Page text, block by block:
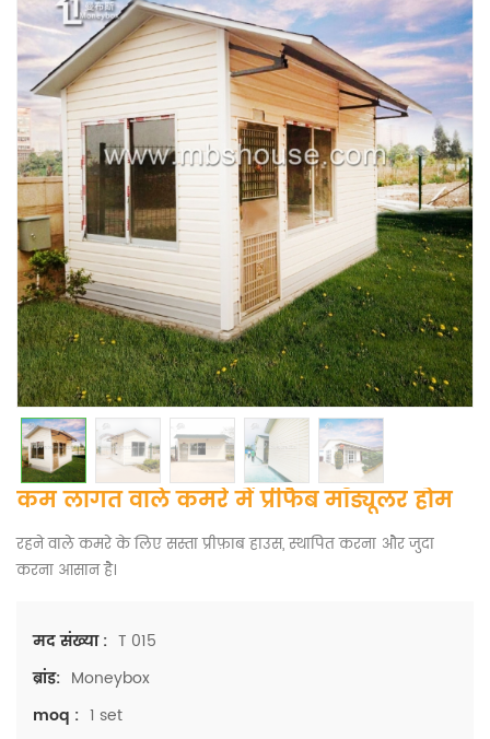
कम लागत वाले कमरे में प्रीफैब मॉड्यूलर होम
रहने वाले कमरे के लिए सस्ता प्रीफ़ाब हाउस, स्थापित करना और जुदा
करना आसान है।
मद संख्या : T 015
ब्रांड: Moneybox
moq : 1 set